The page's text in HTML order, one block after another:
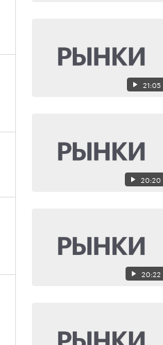
21:05
20:20
20:22